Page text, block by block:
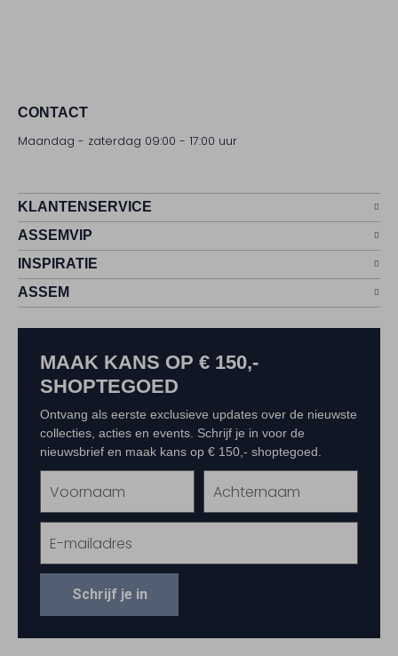
CONTACT
Maandag - zaterdag 09:00 - 17:00 uur
KLANTENSERVICE
ASSEMVIP
INSPIRATIE
ASSEM
MAAK KANS OP € 150,-
SHOPTEGOED
Ontvang als eerste exclusieve updates over de nieuwste
collecties, acties en events. Schrijf je in voor de
nieuwsbrief en maak kans op € 150,- shoptegoed.
Schrijf je in